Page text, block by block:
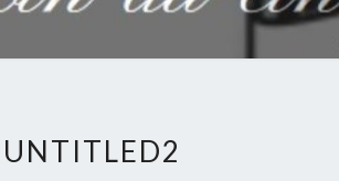
UNTITLED2